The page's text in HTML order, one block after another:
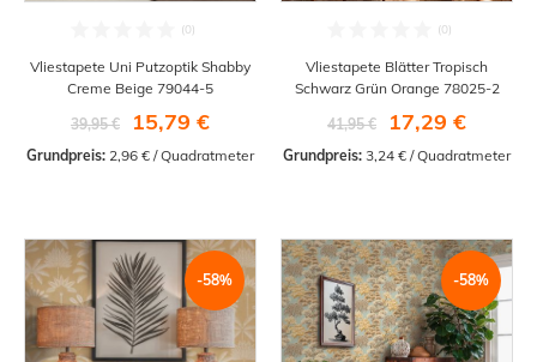
Vliestapete Uni Putzoptik Shabby
Creme Beige 79044-5
39,95 €
15,79 €
Grundpreis: 2,96 € / Quadratmeter
Vliestapete Blätter Tropisch
Schwarz Grün Orange 78025-2
41,95 €
17,29 €
Grundpreis: 3,24 € / Quadratmeter
-58% -58%